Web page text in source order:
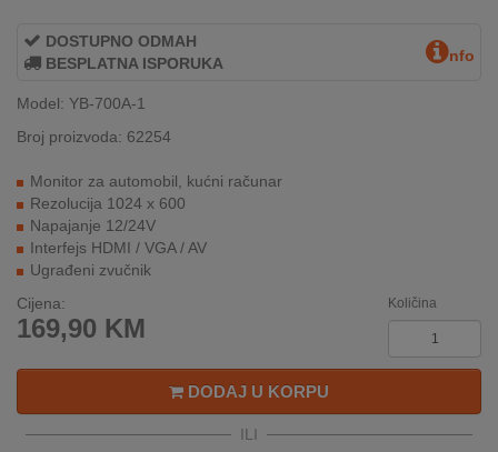
KONTAKT
RATE
REKLAMACIJA
I
SERVIS
NAMA
DOSTUPNO ODMAH
BESPLATNA ISPORUKA
nfo
Model: YB-700A-1
Broj proizvoda: 62254
Monitor za automobil, kućni računar
Rezolucija 1024 x 600
Napajanje 12/24V
Interfejs HDMI / VGA / AV
Ugrađeni zvučnik
Cijena:
169,90 KM
Količina
DODAJ U KORPU
ILI